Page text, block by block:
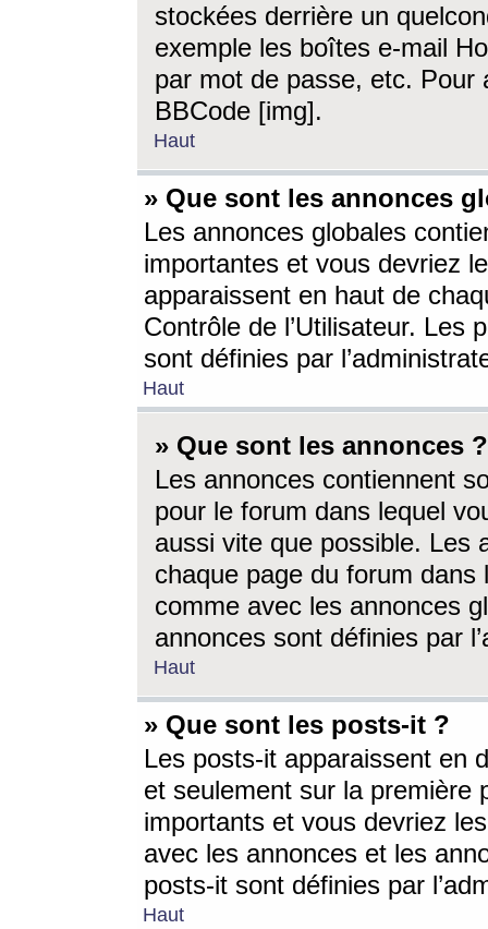
stockées derrière un
exemple les boîtes e-mail
par mot de passe, etc. Pour
BBCode [img].
Haut
» Que sont les annonces
Les annonces globales
importantes et vous devriez
apparaissent en haut de
Contrôle de l’Utilisateur. Les
sont définies par
Haut
» Que sont les annonces ?
Les annonces contiennent
pour le forum dans lequel
aussi vite que possible. Les
chaque page du forum dans
comme avec les annonces
annonces sont définies par
Haut
» Que sont les posts-it ?
Les posts-it apparaissent en
et seulement sur la première
importants et vous devriez
avec les annonces et les
posts-it sont définies par
Haut